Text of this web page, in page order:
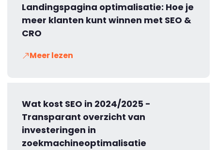
Landingspagina optimalisatie: Hoe je
meer klanten kunt winnen met SEO &
CRO
Meer lezen
Wat kost SEO in 2024/2025 -
Transparant overzicht van
investeringen in
zoekmachineoptimalisatie